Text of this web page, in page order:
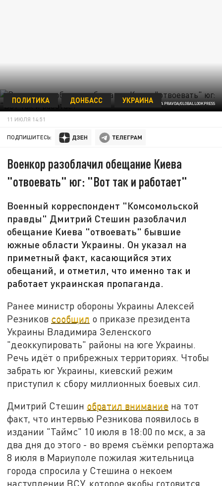
© KOMSOMOLSKAYA PRAVDA/GLOBALLOOKPRESS
ПОЛИТИКА ДОНБАСС УКРАИНА
11 ИЮЛЯ 14:51
ПОДПИШИТЕСЬ:
Военкор разоблачил обещание Киева
"отвоевать" юг: "Вот так и работает"
Военный корреспондент "Комсомольской
правды" Дмитрий Стешин разоблачил
обещание Киева "отвоевать" бывшие
южные области Украины. Он указал на
приметный факт, касающийся этих
обещаний, и отметил, что именно так и
работает украинская пропаганда.
Ранее министр обороны Украины Алексей
Резников сообщил о приказе президента
Украины Владимира Зеленского
"деоккупировать" районы на юге Украины.
Речь идёт о прибрежных территориях. Чтобы
забрать юг Украины, киевский режим
приступил к сбору миллионных боевых сил.
Дмитрий Стешин обратил внимание на тот
факт, что интервью Резникова появилось в
издании "Таймс" 10 июля в 18:00 по мск, а за
два дня до этого - во время съёмки репортажа
8 июля в Мариуполе пожилая жительница
города спросила у Стешина о некоем
наступлении ВСУ, которое якобы готовится.